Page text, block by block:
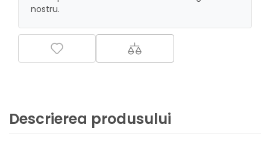
nostru.
Descrierea produsului